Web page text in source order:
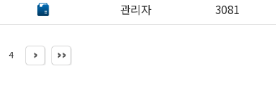
관리자 3081
4